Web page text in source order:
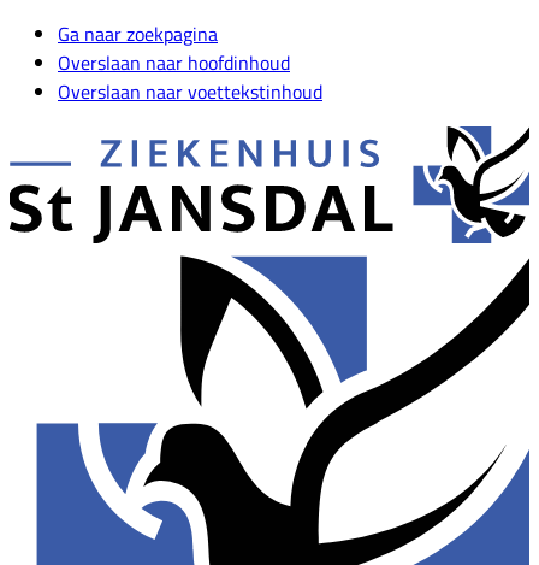
Ga naar zoekpagina
Overslaan naar hoofdinhoud
Overslaan naar voettekstinhoud